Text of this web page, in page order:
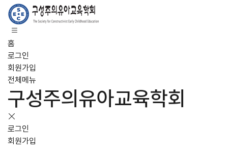
홈
로그인
회원가입
전체메뉴
구성주의유아교육학회
로그인
회원가입